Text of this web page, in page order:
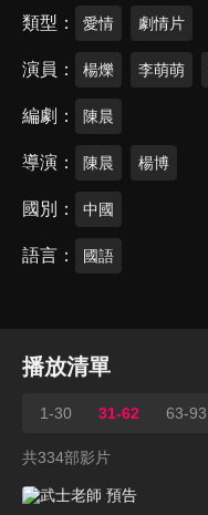
類型 愛情 劇情片
演員 楊爍 李萌萌
編劇 陳晨
導演 陳晨 楊博
國別 中國
語言 國語
播放清單
1-30 31-62 63-93
共334部影片